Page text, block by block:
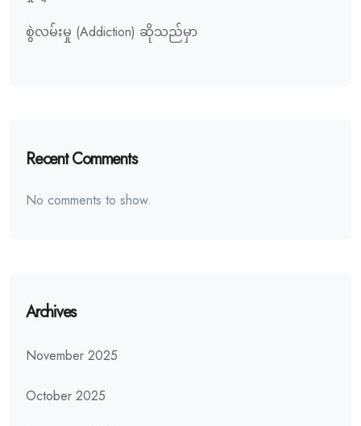
စွဲလမ်းမှု (Addiction) ဆိုသည်မှာ
Recent Comments
No comments to show.
Archives
November 2025
October 2025